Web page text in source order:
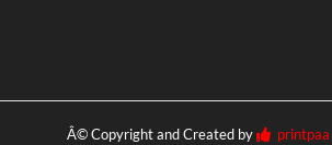
Â© Copyright and Created by printpaa